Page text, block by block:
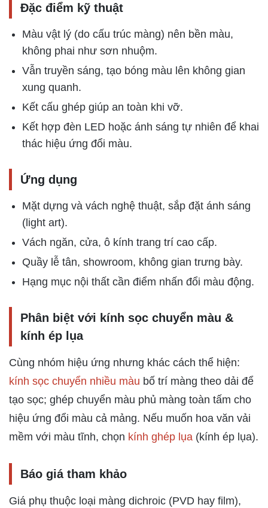
Đặc điểm kỹ thuật
Màu vật lý (do cấu trúc màng) nên bền màu,
không phai như sơn nhuộm.
Vẫn truyền sáng, tạo bóng màu lên không gian
xung quanh.
Kết cấu ghép giúp an toàn khi vỡ.
Kết hợp đèn LED hoặc ánh sáng tự nhiên để khai
thác hiệu ứng đổi màu.
Ứng dụng
Mặt dựng và vách nghệ thuật, sắp đặt ánh sáng
(light art).
Vách ngăn, cửa, ô kính trang trí cao cấp.
Quầy lễ tân, showroom, không gian trưng bày.
Hạng mục nội thất cần điểm nhấn đổi màu động.
Phân biệt với kính sọc chuyển màu &
kính ép lụa
Cùng nhóm hiệu ứng nhưng khác cách thể hiện:
kính sọc chuyển nhiều màu bố trí màng theo dải để
tạo sọc; ghép chuyển màu phủ màng toàn tấm cho
hiệu ứng đổi màu cả mảng. Nếu muốn hoa văn vải
mềm với màu tĩnh, chọn kính ghép lụa (kính ép lụa).
Báo giá tham khảo
Giá phụ thuộc loại màng dichroic (PVD hay film),